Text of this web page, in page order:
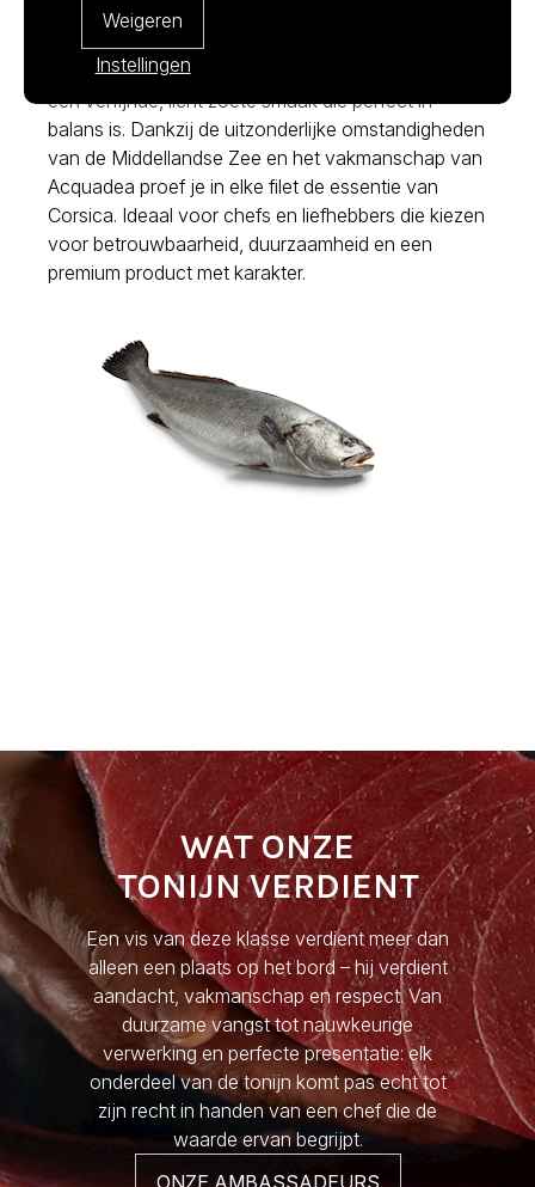
voor puurheid, finesse en constante topkwaliteit.
Met zorg en respect voor de natuur gekweekt,
ontwikkelt deze ombervis een stevige structuur en
een verfijnde, licht zoete smaak die perfect in
balans is. Dankzij de uitzonderlijke omstandigheden
van de Middellandse Zee en het vakmanschap van
Acquadea proef je in elke filet de essentie van
Corsica. Ideaal voor chefs en liefhebbers die kiezen
voor betrouwbaarheid, duurzaamheid en een
premium product met karakter.
WAT ONZE
TONIJN VERDIENT
Een vis van deze klasse verdient meer dan
alleen een plaats op het bord – hij verdient
aandacht, vakmanschap en respect. Van
duurzame vangst tot nauwkeurige
verwerking en perfecte presentatie: elk
onderdeel van de tonijn komt pas echt tot
zijn recht in handen van een chef die de
waarde ervan begrijpt.
ONZE AMBASSADEURS
Instellingen
Weigeren